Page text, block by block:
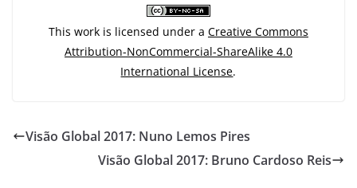
This work is licensed under a Creative Commons
Attribution-NonCommercial-ShareAlike 4.0
International License.
Visão Global 2017: Nuno Lemos Pires
Visão Global 2017: Bruno Cardoso Reis